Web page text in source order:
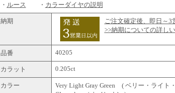
・ ルース ・ カラーダイヤの説明
納期
ご注文確定後、即日～3
>>納期についての詳し
品番 40205
カラット 0.205ct
カラー
Very Light Gray Green ( ベリー・ライト